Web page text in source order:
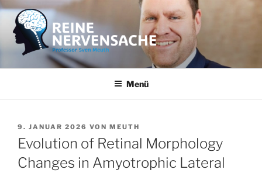
Zum
Inhalt
springen
REINE NERVENSACHE
Professor Sven Meuth
Menü
VERÖFFENTLICHT
AM
9. JANUAR 2026 VON MEUTH
Evolution of Retinal Morphology
Changes in Amyotrophic Lateral